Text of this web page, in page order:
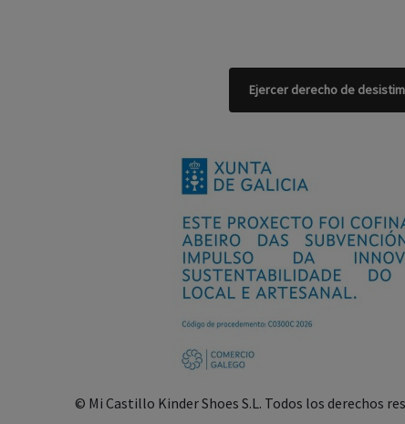
Ejercer derecho de
© Mi Castillo Kinder Shoes S.L. Todos los derechos